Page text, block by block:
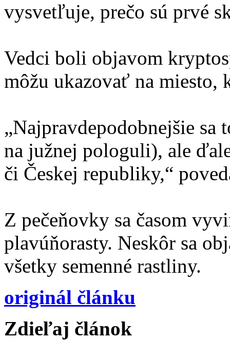
vysvetľuje, prečo sú prvé
Vedci boli objavom
môžu ukazovať na miesto,
„Najpravdepodobnejšie sa
na južnej pologuli), ale
či Českej republiky,“
Z pečeňovky sa časom
plavúňorasty. Neskôr sa
všetky semenné rastliny.
originál článku
Zdieľaj článok